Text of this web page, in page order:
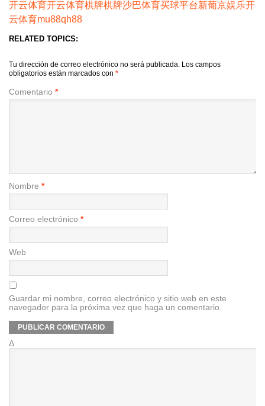
开云体育开云体育棋牌棋牌沙巴体育买球平台新葡京娱乐开
云体育mu88qh88
RELATED TOPICS:
Tu dirección de correo electrónico no será publicada. Los campos
obligatorios están marcados con *
Comentario *
Nombre *
Correo electrónico *
Web
Guardar mi nombre, correo electrónico y sitio web en este
navegador para la próxima vez que haga un comentario.
Δ